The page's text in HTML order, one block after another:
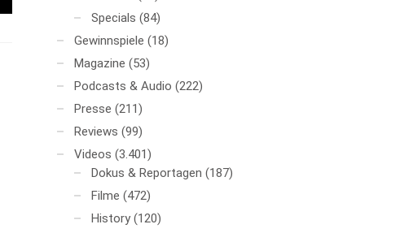
Specials (84)
Gewinnspiele (18)
Magazine (53)
Podcasts & Audio (222)
Presse (211)
Reviews (99)
Videos (3.401)
Dokus & Reportagen (187)
Filme (472)
History (120)